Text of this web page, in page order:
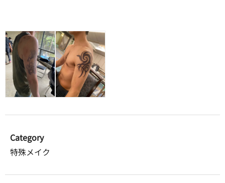
Category
特殊メイク